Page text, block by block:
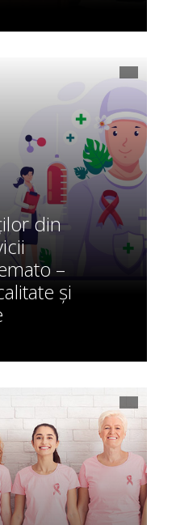
din
–
și